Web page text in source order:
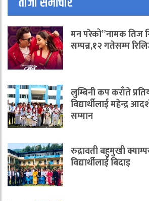
मन परेको”नामक तिज
सम्पन्न,१२ गतेसम्म
लुम्बिनी कप कराँते
विद्यार्थीलाई महेन्द्र
सम्मान
रुद्रावती बहुमुखी
विद्यार्थीलाई बिदाइ